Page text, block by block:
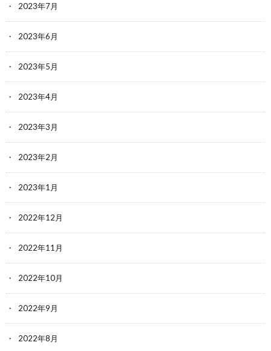
2023年7月
2023年6月
2023年5月
2023年4月
2023年3月
2023年2月
2023年1月
2022年12月
2022年11月
2022年10月
2022年9月
2022年8月